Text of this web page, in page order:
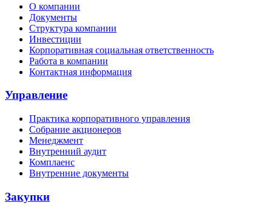
О компании
Документы
Структура компании
Инвестиции
Корпоративная социальная ответственность
Работа в компании
Контактная информация
Управление
Практика корпоративного управления
Собрание акционеров
Менеджмент
Внутренний аудит
Комплаенс
Внутренние документы
Закупки